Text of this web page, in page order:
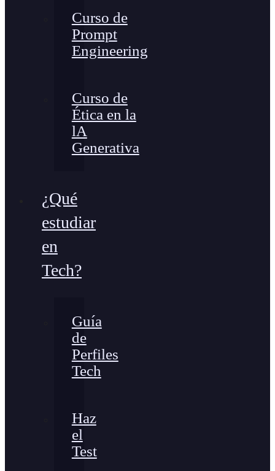
Curso de
Prompt
Engineering
Curso de
Ética en la
lA
Generativa
¿Qué
estudiar
en
Tech?
Guía
de
Perfiles
Tech
Haz
el
Test